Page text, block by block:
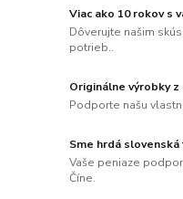
Viac ako 10 rokov s
Dôverujte našim
potrieb..
Originálne výrobky z
Podporte našu
Sme hrdá slovenská
Vaše peniaze
Číne.